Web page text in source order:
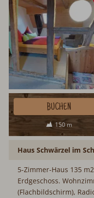
150 m
BUCHEN
Haus Schwärzel im
5-Zimmer-Haus 135 m2
Erdgeschoss.
Radio und CD. 1